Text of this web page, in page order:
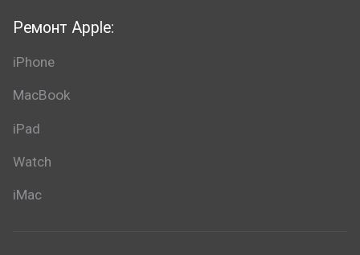
Ремонт Apple:
iPhone
MacBook
iPad
Watch
iMac